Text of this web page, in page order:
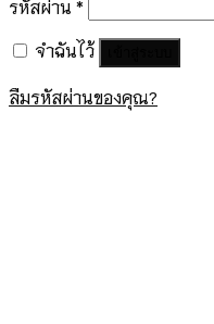
รหัสผ่าน *
จำฉันไว้
ลืมรหัสผ่านของคุณ?